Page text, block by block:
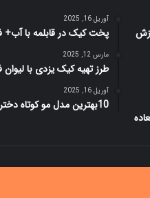
آوریل 16, 2025
پخت کیک در قابلمه با
مارس 12, 2025
طرز تهیه کیک یزدی با
آوریل 16, 2025
10بهترین مدل مو کوتاه دخترانه تا گردن کره ای+ عکس